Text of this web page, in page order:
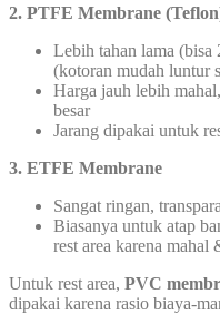
2. PTFE Membrane
Lebih tahan lama (bisa
(kotoran mudah luntur
Harga jauh lebih
besar
Jarang dipakai untuk
3. ETFE Membrane
Sangat ringan,
Biasanya untuk atap
rest area karena mahal
Untuk rest area, PVC
dipakai karena rasio biaya-